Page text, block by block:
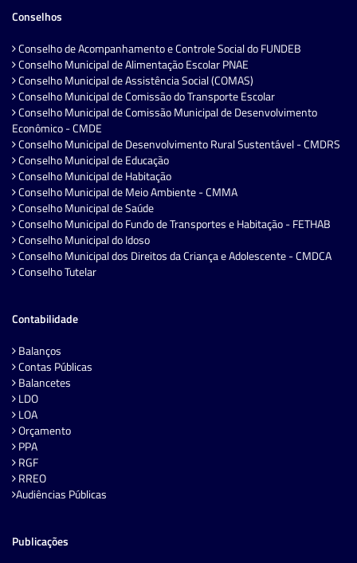
Conselhos
Conselho de Acompanhamento e Controle Social do FUNDEB
Conselho Municipal de Alimentação Escolar PNAE
Conselho Municipal de Assistência Social (COMAS)
Conselho Municipal de Comissão do Transporte Escolar
Conselho Municipal de Comissão Municipal de Desenvolvimento
Econômico - CMDE
Conselho Municipal de Desenvolvimento Rural Sustentável - CMDRS
Conselho Municipal de Educação
Conselho Municipal de Habitação
Conselho Municipal de Meio Ambiente - CMMA
Conselho Municipal de Saúde
Conselho Municipal do Fundo de Transportes e Habitação - FETHAB
Conselho Municipal do Idoso
Conselho Municipal dos Direitos da Criança e Adolescente - CMDCA
Conselho Tutelar
Contabilidade
Balanços
Contas Públicas
Balancetes
LDO
LOA
Orçamento
PPA
RGF
RREO
Audiências Públicas
Publicações